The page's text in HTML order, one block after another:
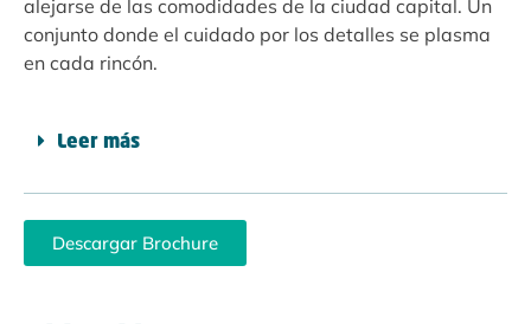
alejarse de las comodidades de la ciudad capital. Un
conjunto donde el cuidado por los detalles se plasma
en cada rincón.
Leer más
Descargar Brochure